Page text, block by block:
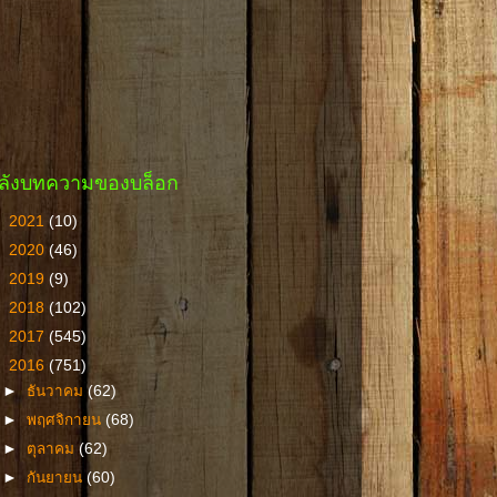
งบทความของบล็อก
2021 (10)
2020 (46)
2019 (9)
2018 (102)
2017 (545)
2016 (751)
► ธันวาคม(62)
►พฤศจิกายน(68)
► ตุลาคม(62)
► กันยายน(60)